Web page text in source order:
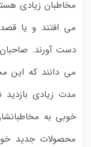
مخاطبان زیادی
می افتند و یا
دست آورند.
می دانند که این
مدت زیادی
خوبی به
محصولات جدید